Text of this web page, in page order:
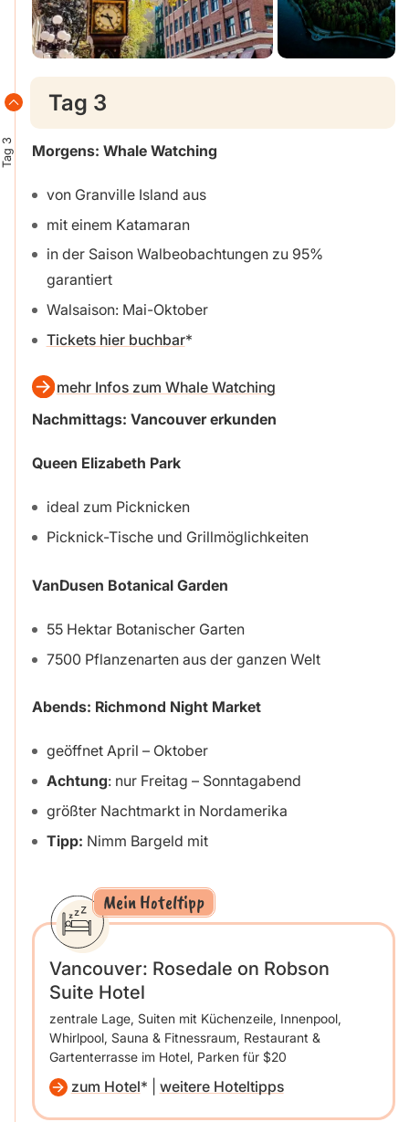
Tag 3
Tag 3
Morgens: Whale Watching
von Granville Island aus
mit einem Katamaran
in der Saison Walbeobachtungen zu 95%
garantiert
Walsaison: Mai-Oktober
Tickets hier buchbar
mehr Infos zum Whale Watching
Nachmittags: Vancouver erkunden
Queen Elizabeth Park
ideal zum Picknicken
Picknick-Tische und Grillmöglichkeiten
VanDusen Botanical Garden
55 Hektar Botanischer Garten
7500 Pflanzenarten aus der ganzen Welt
Abends: Richmond Night Market
geöffnet April – Oktober
Achtung: nur Freitag – Sonntagabend
größter Nachtmarkt in Nordamerika
Tipp: Nimm Bargeld mit
Mein Hoteltipp
Vancouver: Rosedale on Robson
Suite Hotel
zentrale Lage, Suiten mit Küchenzeile, Innenpool,
Whirlpool, Sauna & Fitnessraum, Restaurant &
Gartenterrasse im Hotel, Parken für $20
zum Hotel weitere Hoteltipps